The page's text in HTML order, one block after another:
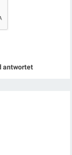
antwortet